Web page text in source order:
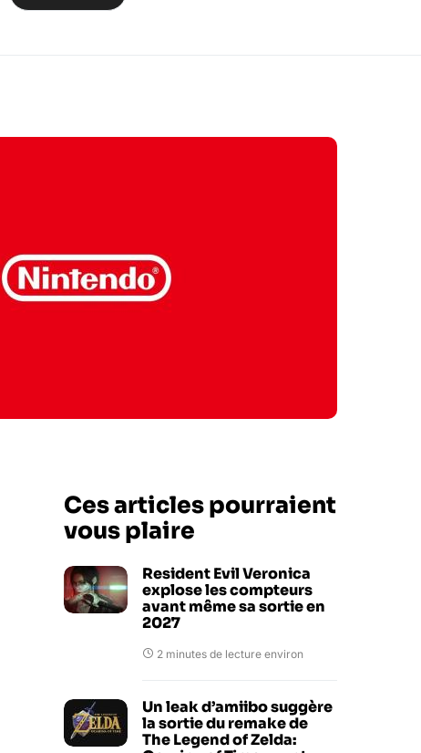
Ces articles pourraient
vous plaire
Resident Evil Veronica
explose les compteurs
avant même sa sortie en
2027
2 minutes de lecture environ
Un leak d’amiibo suggère
la sortie du remake de
The Legend of Zelda: